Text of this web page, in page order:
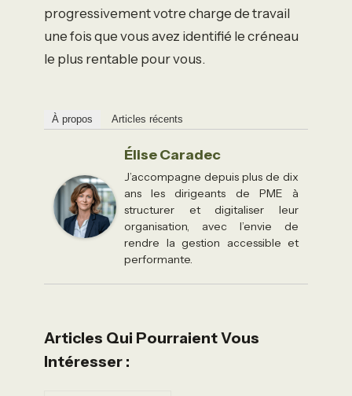
progressivement votre charge de travail
une fois que vous avez identifié le créneau
le plus rentable pour vous.
À propos Articles récents
Élise Caradec
J’accompagne depuis plus de dix
ans les dirigeants de PME à
structurer et digitaliser leur
organisation, avec l’envie de
rendre la gestion accessible et
performante.
Articles Qui Pourraient Vous
Intéresser :